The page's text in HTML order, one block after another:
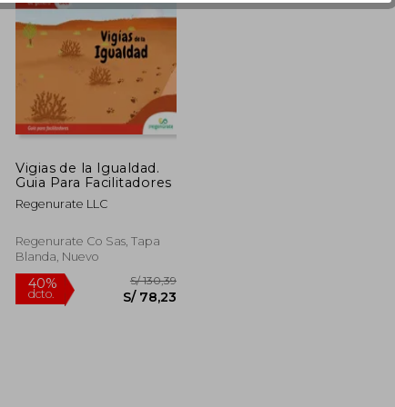
55%
dcto.
Vigias de la Igualdad.
Guia Para Facilitadores
Regenurate LLC
Regenurate Co Sas, Tapa
Blanda, Nuevo